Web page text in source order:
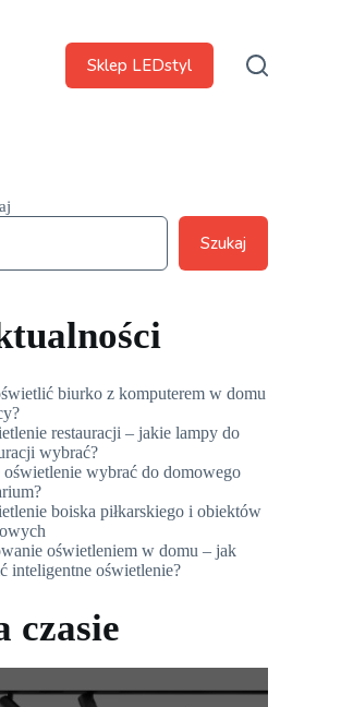
Sklep LEDstyl
Szukaj
biurko z komputerem w domu
restauracji – jakie lampy do
wybrać?
oświetlenie wybrać do domowego
boiska piłkarskiego i obiektów
oświetleniem w domu – jak
inteligentne oświetlenie?
czasie